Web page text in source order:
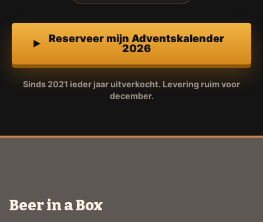
Reserveer mijn Adventskalender
2026
Sinds 2021 ieder jaar uitverkocht. Levering ruim voor
december.
Beer in a Box